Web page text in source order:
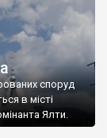
споруд
в місті
Ялти.